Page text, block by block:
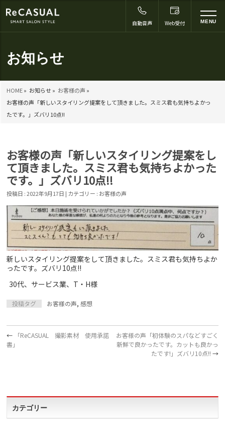
お知らせ
HOME» お知らせ » お客様の声 »
お客様の声「新しいスタイリング提案をして頂きました。スミス君も気持ちよかっ
たです。」ズバリ10点!!
自動音声 Web受付 MENU
お客様の声「新しいスタイリング提案をし
て頂きました。スミス君も気持ちよかった
です。」ズバリ10点!!
投稿日 : 2022年9月17日 | カテゴリー : お客様の声
新しいスタイリング提案をして頂きました。スミス君も気持ちよか
ったです。ズバリ10点!!
30代、サービス業、T・H様
投稿タグ お客様の声,感想
← 「ReCASUAL 撮影素材 使用承諾
書」
お客様の声「初体験のスパなどすごく
新鮮で良かったです。カットも良かっ
たです!」ズバリ10点!! →
カテゴリー